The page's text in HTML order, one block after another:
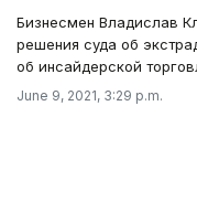
Бизнесмен Владислав
решения суда об
об инсайдерской
June 9, 2021, 3:29 p.m.